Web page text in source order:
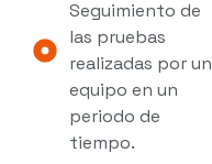
Seguimiento de
las pruebas
realizadas por un
equipo en un
periodo de
tiempo.